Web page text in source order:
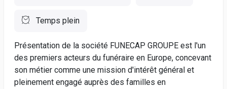
Temps plein
Présentation de la société FUNECAP GROUPE est l'un
des premiers acteurs du funéraire en Europe, concevant
son métier comme une mission d'intérêt général et
pleinement engagé auprès des familles en